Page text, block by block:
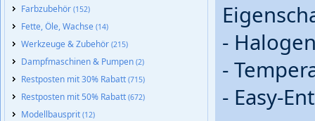
Farbzubehör (152)
Fette, Öle, Wachse (14)
Werkzeuge & Zubehör (215)
Dampfmaschinen & Pumpen (2)
Restposten mit 30% Rabatt (715)
Restposten mit 50% Rabatt (672)
Modellbausprit (12)
-
-
- Easy-